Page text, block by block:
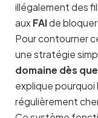
illégalement des
aux FAIde bloquer
Pour contourner
une stratégie
domaine dès
explique
régulièrement